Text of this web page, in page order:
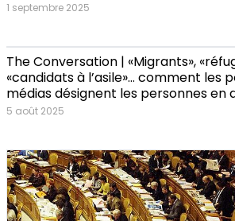
1 septembre 2025
The Conversation | «Migrants»,
«candidats à l’asile»… comment les
médias désignent les personnes en
5 août 2025